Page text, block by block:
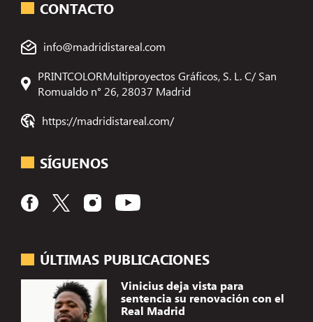
ÚLTIMAS PUBLICACIONES
Vinicius deja vista para
sentencia su renovación con el
Real Madrid
CONTACTO
info@madridistareal.com
PRINTCOLORMultiproyectos Gráficos, S. L. C/ San
Romualdo n° 26, 28037 Madrid
https://madridistareal.com/
SÍGUENOS